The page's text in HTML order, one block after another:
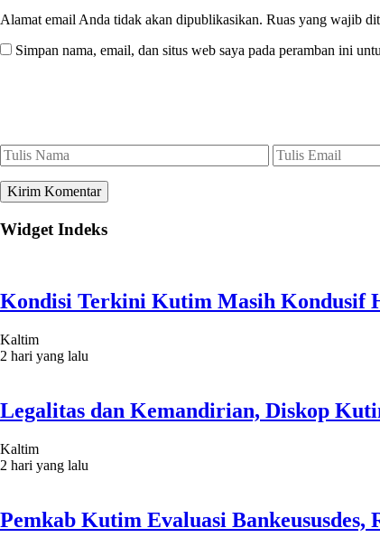
Alamat email Anda tidak akan dipublikasikan. Ruas yang wajib
Simpan nama, email, dan situs web saya pada peramban ini
Widget Indeks
Kondisi Terkini Kutim Masih Kondusif
Kaltim
2 hari yang lalu
Legalitas dan Kemandirian, Diskop
Kaltim
2 hari yang lalu
Pemkab Kutim Evaluasi